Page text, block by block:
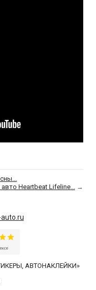
Heartbeat Lifeline...
→
АВТОНАКЛЕЙКИ»